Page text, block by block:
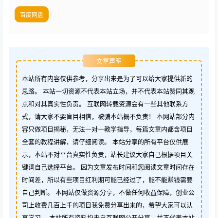
百度网盘
文章声明
本站所有内容仅供参考，分享出来是为了可以给大家提供新的
思路。 本站一切资源不代表本站立场，并不代表本站赞同其观
点和对其真实性负责。 互联网转载资源会有一些其他联系方
式，请大家不要盲目相信，被骗本站概不负责！ 本网站部分内
容只做项目揭秘，无法一对一教学指导，每篇文章内都含项目
全套的教程讲解，请仔细阅读。 本站分享的所有平台仅供展
示，本站不对平台真实性负责，站长建议大家自己根据项目关
键词自己选择平台。 因为文章发布时间和您阅读文章时间存在
时间差，所以有些项目红利期可能已经过了，能不能赚钱需要
自己判断。 本网站仅做资源分享，不做任何收益保障，创业公
司上收费几百上千的项目我免费分享出来的，希望大家可以认